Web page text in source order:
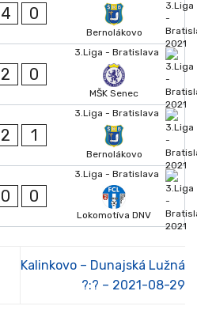
4 0
Bernolákovo
3.Liga - Bratislava
2 0
MŠK Senec
3.Liga - Bratislava
2 1
Bernolákovo
3.Liga - Bratislava
0 0
Lokomotíva DNV
Kalinkovo – Dunajská Lužná
?:? – 2021-08-29